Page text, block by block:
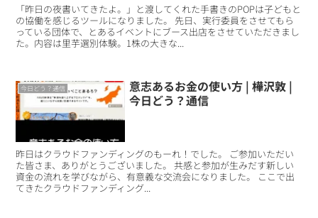
「昨日の夜書いてきたよ。」と渡してくれた手書きのPOPは子どもと
の協働を感じるツールになりました。 先日、実行委員をさせてもら
っている団体で、とあるイベントにブース出店をさせていただきまし
た。内容は里芋選別体験。1株の大きな...
今日どう？通信
意志あるお金の使い方 | 樺沢敦 |
今日どう？通信
昨日はクラウドファンディングのもーれ！でした。 ご参加いただい
た皆さま、ありがとうございました。 共感と参加が生みだす新しい
資金の流れを学びながら、有意義な交流会になりました。 ここで出
てきたクラウドファンディング...